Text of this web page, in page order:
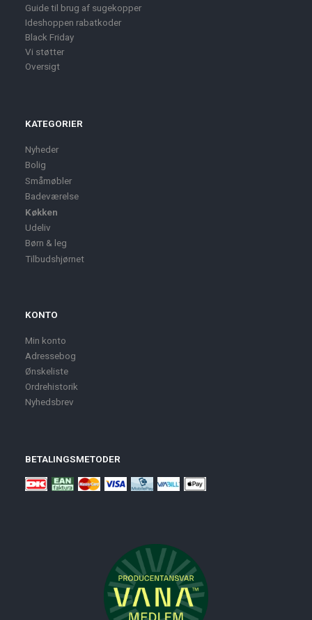
Guide til brug af sugekopper
Ideshoppen rabatkoder
Black Friday
Vi støtter
Oversigt
KATEGORIER
Nyheder
Bolig
Småmøbler
Badeværelse
Køkken
Udeliv
Børn & leg
Tilbudshjørnet
KONTO
Min konto
Adressebog
Ønskeliste
Ordrehistorik
Nyhedsbrev
BETALINGSMETODER